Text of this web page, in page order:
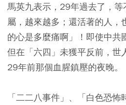
馬英九表示，29年過去了，
屬，越來越多；還活著的人，
的心是多麼痛啊」！即使中共
但在「六四」未獲平反前，世
29年前那個血腥鎮壓的夜晚。
「二二八事件」、「白色恐